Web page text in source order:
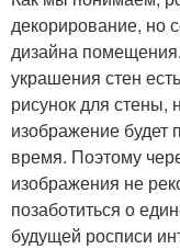
Светящиеся
декорирование, но
дизайна
украшения стен
рисунок для стены,
изображение будет
время. Поэтому
изображения не
позаботиться о
будущей росписи